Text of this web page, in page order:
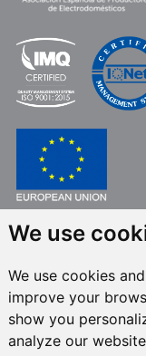
We use
We use cookies
improve your
show you
analyze our
FONDO EUROPEO DE
FRECAN S.L.U.en el marco
de ICEX y con la
este apoyo es contribuir
entorno.